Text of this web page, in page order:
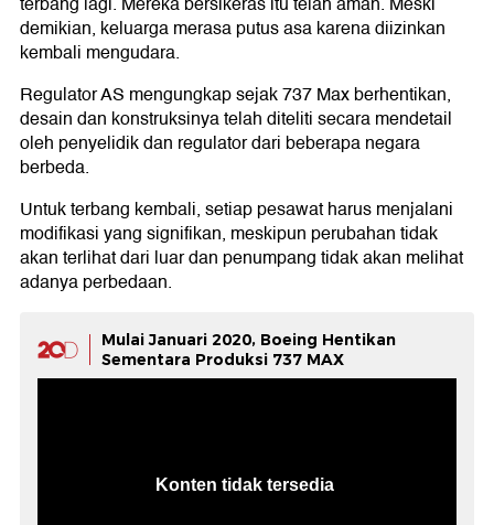
demikian, keluarga merasa putus asa karena diizinkan
kembali mengudara.
Regulator AS mengungkap sejak 737 Max berhentikan,
desain dan konstruksinya telah diteliti secara mendetail
oleh penyelidik dan regulator dari beberapa negara
berbeda.
Untuk terbang kembali, setiap pesawat harus menjalani
modifikasi yang signifikan, meskipun perubahan tidak
akan terlihat dari luar dan penumpang tidak akan melihat
adanya perbedaan.
Mulai Januari 2020, Boeing Hentikan
Sementara Produksi 737 MAX